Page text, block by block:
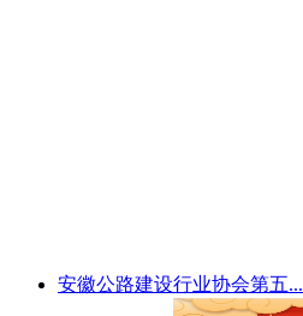
安徽公路建设行业协会第五...